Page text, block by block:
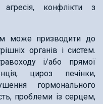
конфлікти з
може призводити до
органів і систем.
і/або прямої
цироз печінки,
гормонального
проблеми із серцем,